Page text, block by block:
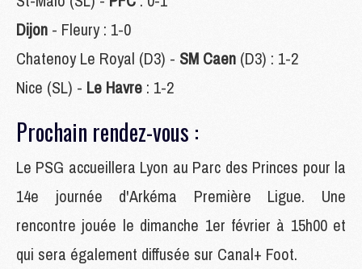
Dijon - Fleury : 1-0
Chatenoy Le Royal (D3) - SM Caen (D3) : 1-2
Nice (SL) - Le Havre : 1-2
Prochain rendez-vous :
Le PSG accueillera Lyon au Parc des Princes pour la
14e journée d'Arkéma Première Ligue. Une
rencontre jouée le dimanche 1er février à 15h00 et
qui sera également diffusée sur Canal+ Foot.